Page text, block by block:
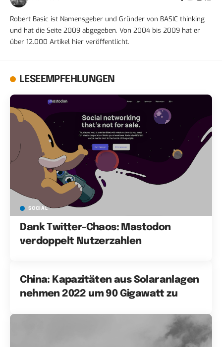
Robert Basic ist Namensgeber und Gründer von BASIC thinking
und hat die Seite 2009 abgegeben. Von 2004 bis 2009 hat er
über 12.000 Artikel hier veröffentlicht.
LESEEMPFEHLUNGEN
SOCIAL
Dank Twitter-Chaos: Mastodon
verdoppelt Nutzerzahlen
China: Kapazitäten aus Solaranlagen
nehmen 2022 um 90 Gigawatt zu